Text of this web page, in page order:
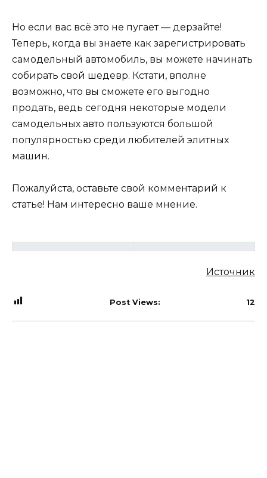
Но если вас всё это не пугает — дерзайте!
Теперь, когда вы знаете как зарегистрировать
самодельный автомобиль, вы можете начинать
собирать свой шедевр. Кстати, вполне
возможно, что вы сможете его выгодно
продать, ведь сегодня некоторые модели
самодельных авто пользуются большой
популярностью среди любителей элитных
машин.
Пожалуйста, оставьте свой комментарий к
статье! Нам интересно ваше мнение.
Источник
Post Views: 12